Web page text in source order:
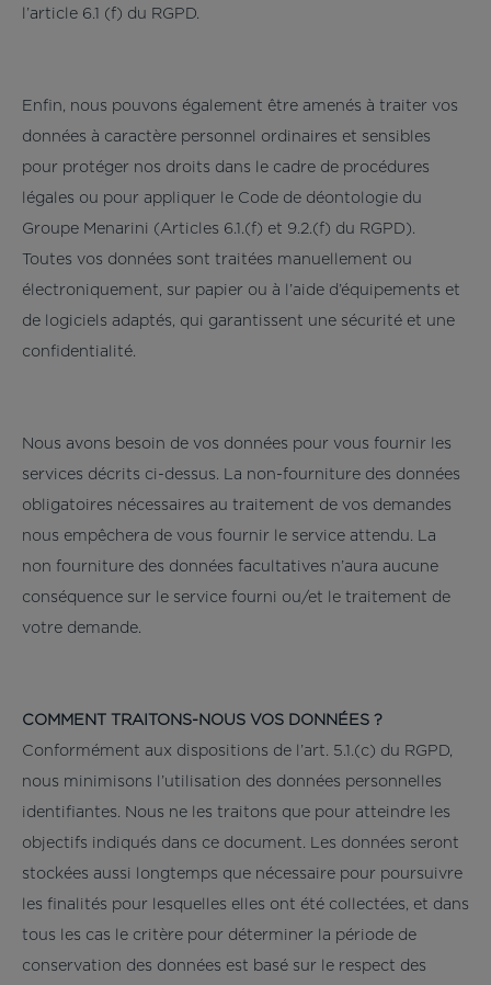
l’article 6.1 (f) du RGPD.
Enfin, nous pouvons également être amenés à traiter vos
données à caractère personnel ordinaires et sensibles
pour protéger nos droits dans le cadre de procédures
légales ou pour appliquer le Code de déontologie du
Groupe Menarini (Articles 6.1.(f) et 9.2.(f) du RGPD).
Toutes vos données sont traitées manuellement ou
électroniquement, sur papier ou à l’aide d’équipements et
de logiciels adaptés, qui garantissent une sécurité et une
confidentialité.
Nous avons besoin de vos données pour vous fournir les
services décrits ci-dessus. La non-fourniture des données
obligatoires nécessaires au traitement de vos demandes
nous empêchera de vous fournir le service attendu. La
non fourniture des données facultatives n’aura aucune
conséquence sur le service fourni ou/et le traitement de
votre demande.
COMMENT TRAITONS-NOUS VOS DONNÉES ?
Conformément aux dispositions de l’art. 5.1.(c) du RGPD,
nous minimisons l’utilisation des données personnelles
identifiantes. Nous ne les traitons que pour atteindre les
objectifs indiqués dans ce document. Les données seront
stockées aussi longtemps que nécessaire pour poursuivre
les finalités pour lesquelles elles ont été collectées, et dans
tous les cas le critère pour déterminer la période de
conservation des données est basé sur le respect des